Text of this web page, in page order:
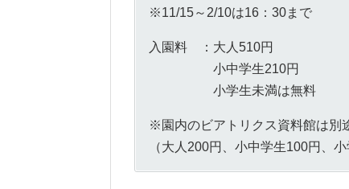
※11/15～2/10は16：30まで
入園料 ：大人510円
小中学生210円
小学生未満は無料
※園内のビアトリクス資料館は別
（大人200円、小中学生100円、